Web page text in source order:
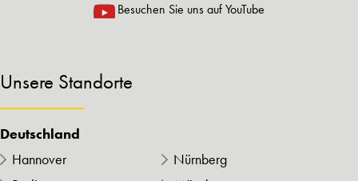
Besuchen Sie uns auf YouTube
Unsere Standorte
Deutschland
Hannover
Nürnberg